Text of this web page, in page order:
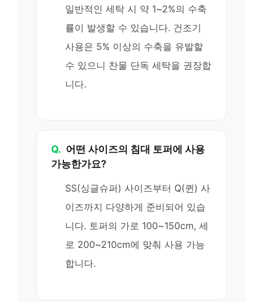
일반적인 세탁 시 약 1~2%의 수축
률이 발생할 수 있습니다. 건조기
사용은 5% 이상의 수축을 유발할
수 있으니 찬물 단독 세탁을 권장합
니다.
Q. 어떤 사이즈의 침대 토퍼에 사용
가능한가요?
SS(싱글슈퍼) 사이즈부터 Q(퀸) 사
이즈까지 다양하게 준비되어 있습
니다. 토퍼의 가로 100~150cm, 세
로 200~210cm에 맞춰 사용 가능
합니다.